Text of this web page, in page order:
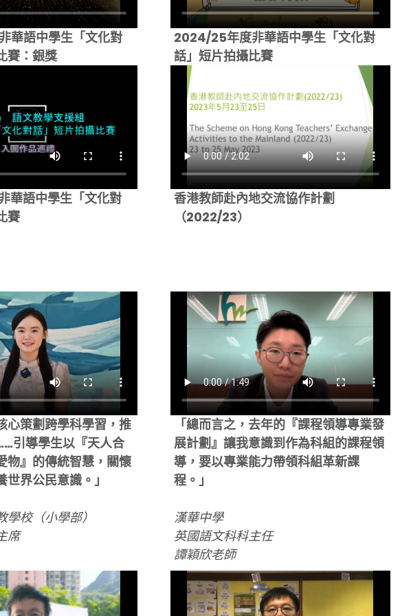
華語中學生「文化對
賽：銀獎
2024/25年度非華語中學生「文化對
話」短片拍攝比賽
華語中學生「文化對
賽
香港教師赴內地交流協作計劃
（2022/23）
心策劃跨學科學習，推
引導學生以『天人合
物』的傳統智慧，關懷
界公民意識。」
校（小學部）
席
「總而言之，去年的『課程領導專業發
展計劃』讓我意識到作為科組的課程領
導，要以專業能力帶領科組革新課
程。」
漢華中學
英國語文科科主任
譚穎欣老師